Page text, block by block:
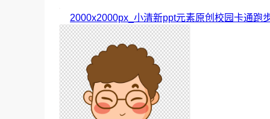
2000x2000px_小清新ppt元素原创校园卡通跑